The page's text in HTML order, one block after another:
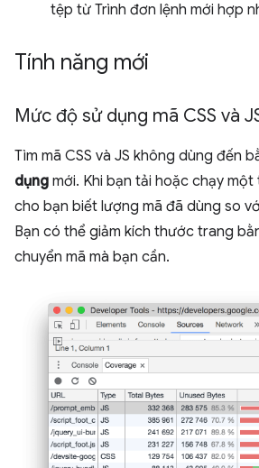
tệp từ Trình đơn lệnh mới hợp
Tính năng mới
Mức độ sử dụng mã CSS và
Tìm mã CSS và JS không dùng đến
dụng mới. Khi bạn tải hoặc chạy
cho bạn biết lượng mã đã dùng so
Bạn có thể giảm kích thước trang
chuyển mã mà bạn cần.